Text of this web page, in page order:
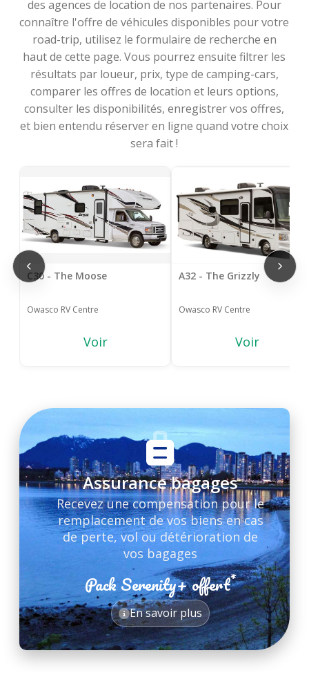
des agences de location de nos partenaires. Pour
connaître l'offre de véhicules disponibles pour votre
road-trip, utilisez le formulaire de recherche en
haut de cette page. Vous pourrez ensuite filtrer les
résultats par loueur, prix, type de camping-cars,
comparer les offres de location et leurs options,
consulter les disponibilités, enregistrer vos offres,
et bien entendu réserver en ligne quand votre choix
sera fait !
C30 - The Moose
Owasco RV Centre
Voir
A32 - The Grizzly
Owasco RV Centre
Voir
*
Assurance bagages
Recevez une compensation pour le
remplacement de vos biens en cas
de perte, vol ou détérioration de
vos bagages
Pack Serenity+ offert*
En savoir plus